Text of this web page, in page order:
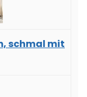
schmal mit